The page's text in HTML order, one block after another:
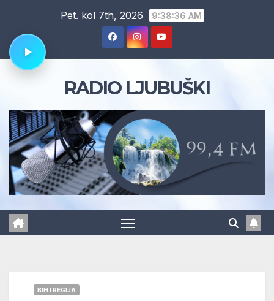
content
Pet. kol 7th, 2026 9:38:37 AM
RADIO LJUBUŠKI
BIH I REGIJA